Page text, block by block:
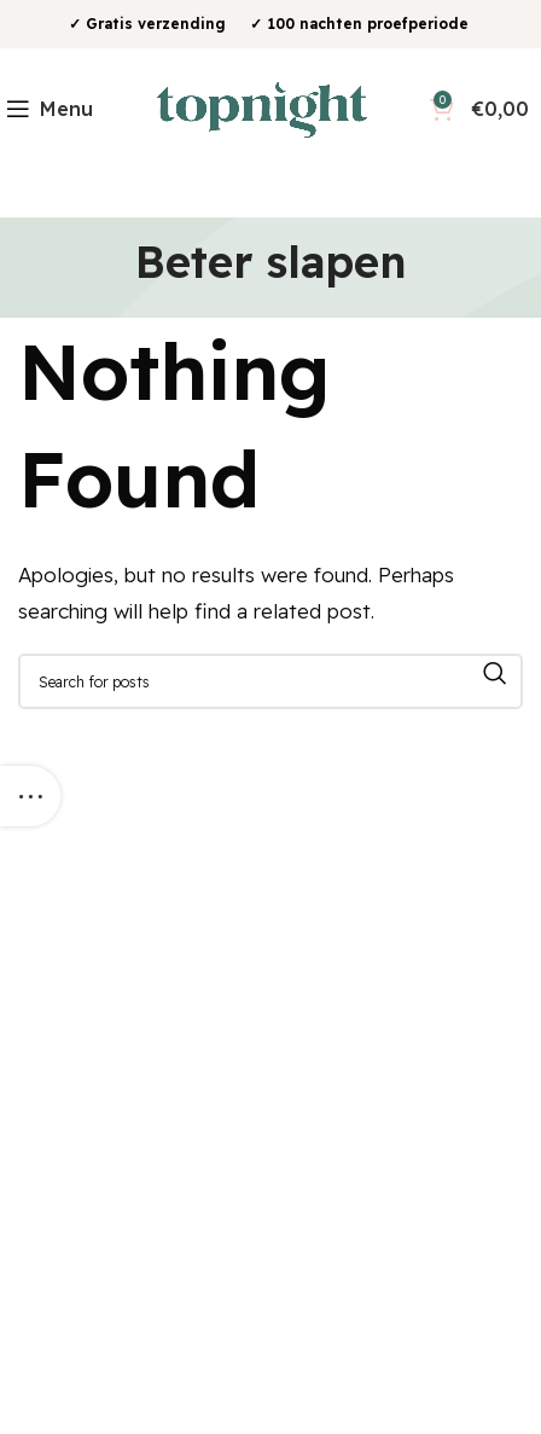
✓ Gratis verzending ✓ 100 nachten proefperiode
Menu 0 €0,00
Beter slapen
Nothing
Found
Apologies, but no results were found. Perhaps
searching will help find a related post.